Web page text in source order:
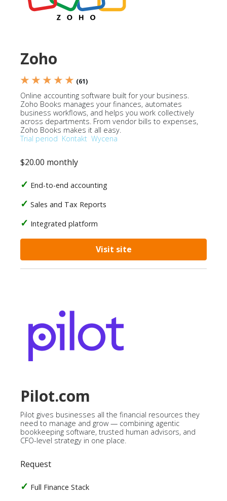
Zoho
★ ★ ★ ★ ★ (61)
Online accounting software built for your business.
Zoho Books manages your finances, automates
business workflows, and helps you work collectively
across departments. From vendor bills to expenses,
Zoho Books makes it all easy.
Trial period Kontakt Wycena
$20.00 monthly
End-to-end accounting
Sales and Tax Reports
Integrated platform
Visit site
Pilot.com
Pilot gives businesses all the financial resources they
need to manage and grow — combining agentic
bookkeeping software, trusted human advisors, and
CFO-level strategy in one place.
Request
Full Finance Stack